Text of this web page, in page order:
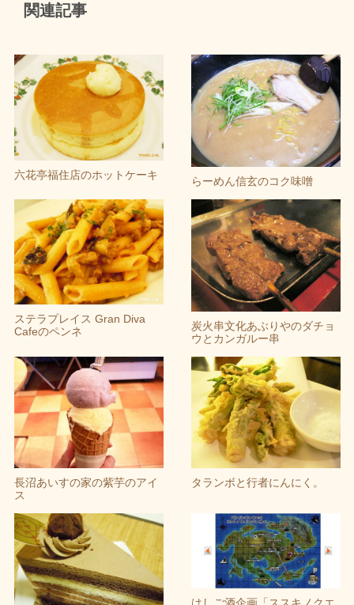
関連記事
六花亭福住店のホットケーキ
らーめん信玄のコク味噌
ステラプレイス Gran Diva
Cafeのペンネ
炭火串文化あぶりやのダチョ
ウとカンガルー串
長沼あいすの家の紫芋のアイ
ス
タランボと行者にんにく。